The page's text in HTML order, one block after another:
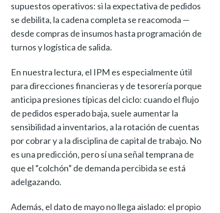
supuestos operativos: si la expectativa de pedidos
se debilita, la cadena completa se reacomoda —
desde compras de insumos hasta programación de
turnos y logística de salida.
En nuestra lectura, el IPM es especialmente útil
para direcciones financieras y de tesorería porque
anticipa presiones típicas del ciclo: cuando el flujo
de pedidos esperado baja, suele aumentar la
sensibilidad a inventarios, a la rotación de cuentas
por cobrar y a la disciplina de capital de trabajo. No
es una predicción, pero sí una señal temprana de
que el “colchón” de demanda percibida se está
adelgazando.
Además, el dato de mayo no llega aislado: el propio